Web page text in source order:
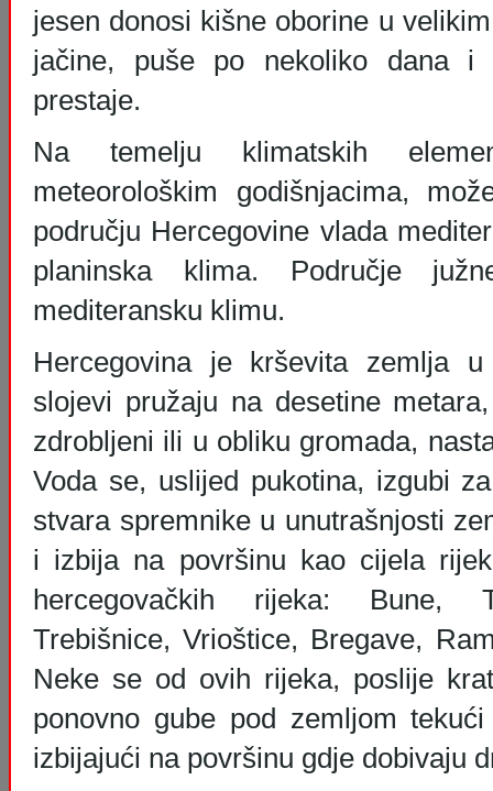
jesen donosi kišne oborine u
jačine, puše po nekoliko dana i
prestaje.
Na temelju klimatskih
meteorološkim godišnjacima,
području Hercegovine vlada
planinska klima. Područje
mediteransku klimu.
Hercegovina je krševita zemlja
slojevi pružaju na desetine
zdrobljeni ili u obliku gromada,
Voda se, uslijed pukotina, izgubi
stvara spremnike u unutrašnjosti
i izbija na površinu kao cijela
hercegovačkih rijeka: Bune,
Trebišnice, Vrioštice, Bregave,
Neke se od ovih rijeka, poslije
ponovno gube pod zemljom
izbijajući na površinu gdje dobivaju